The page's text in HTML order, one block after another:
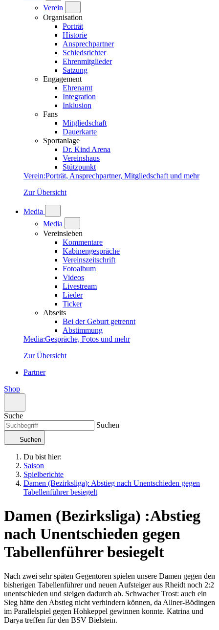
Verein
Organisation
Porträt
Historie
Ansprechpartner
Schiedsrichter
Ehrenmitglieder
Satzung
Engagement
Ehrenamt
Integration
Inklusion
Fans
Mitgliedschaft
Dauerkarte
Sportanlage
Dr. Kind Arena
Vereinshaus
Stützpunkt
Verein:Porträt, Ansprechpartner, Mitgliedschaft und mehr
Zur Übersicht
Media
Media
Vereinsleben
Kommentare
Kabinengespräche
Vereinszeitschrift
Fotoalbum
Videos
Livestream
Lieder
Ticker
Abseits
Bei der Geburt getrennt
Abstimmung
Media:Gespräche, Fotos und mehr
Zur Übersicht
Partner
Shop
Suche
Suchen
Suchen
Du bist hier:
Saison
Spielberichte
Damen (Bezirksliga): Abstieg nach Unentschieden gegen
Tabellenführer besiegelt
Damen (Bezirksliga) :Abstieg
nach Unentschieden gegen
Tabellenführer besiegelt
Nach zwei sehr späten Gegentoren spielen unsere Damen gegen den
bisherigen Tabellenführer und neuen Aufsteiger aus Rheidt noch 2:2
unentschieden und steigen dadurch ab. Schwacher Trost: auch ein
Sieg hätte den Abstieg nicht verhindern können, da Allner-Bödingen
im Parallelspiel gegen Hohkeppel gewinnen konnte. Katrina und
Darya treffen für den BSV Bielstein.